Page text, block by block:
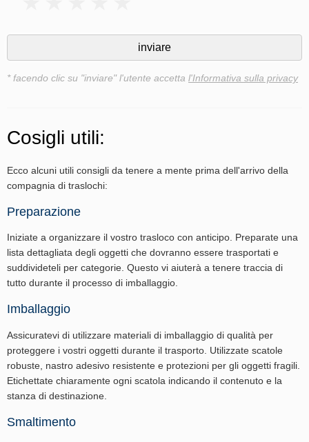
* facendo clic su "inviare" l'utente accetta l'Informativa sulla privacy
Cosigli utili:
Ecco alcuni utili consigli da tenere a mente prima dell'arrivo della
compagnia di traslochi:
Preparazione
Iniziate a organizzare il vostro trasloco con anticipo. Preparate una
lista dettagliata degli oggetti che dovranno essere trasportati e
suddivideteli per categorie. Questo vi aiuterà a tenere traccia di
tutto durante il processo di imballaggio.
Imballaggio
Assicuratevi di utilizzare materiali di imballaggio di qualità per
proteggere i vostri oggetti durante il trasporto. Utilizzate scatole
robuste, nastro adesivo resistente e protezioni per gli oggetti fragili.
Etichettate chiaramente ogni scatola indicando il contenuto e la
stanza di destinazione.
Smaltimento